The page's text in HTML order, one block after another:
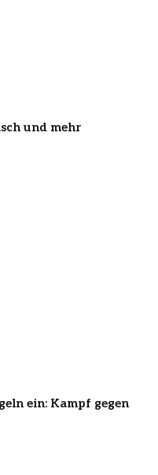
und mehr
ein: Kampf gegen